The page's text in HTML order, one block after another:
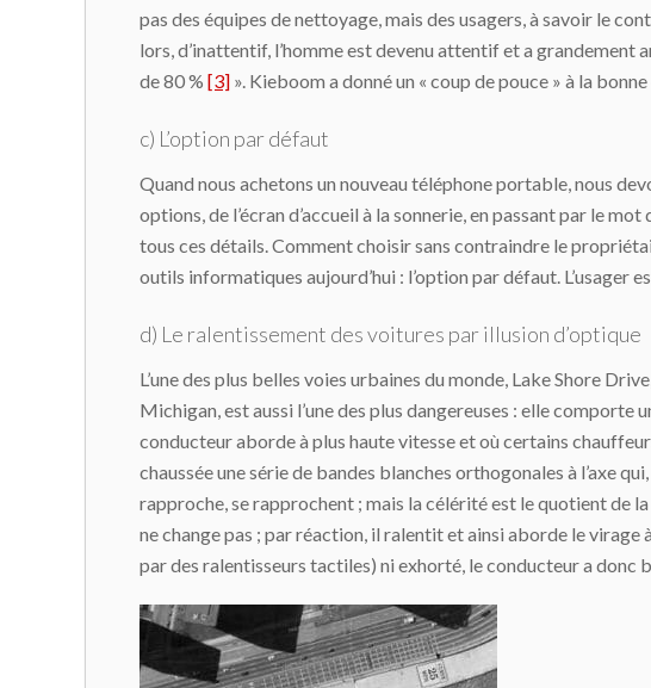
pas des équipes de nettoyage, mais des usagers, à savoir le
lors, d’inattentif, l’homme est devenu attentif et a grandement
de 80 % [3] ». Kieboom a donné un « coup de pouce » à la
c) L’option par défaut
Quand nous achetons un nouveau téléphone portable, nous
options, de l’écran d’accueil à la sonnerie, en passant par le
tous ces détails. Comment choisir sans contraindre le
outils informatiques aujourd’hui : l’option par défaut. L’usager
d) Le ralentissement des voitures par illusion d’optique
L’une des plus belles voies urbaines du monde, Lake Shore
Michigan, est aussi l’une des plus dangereuses : elle comporte
conducteur aborde à plus haute vitesse et où certains
chaussée une série de bandes blanches orthogonales à l’axe
rapproche, se rapprochent ; mais la célérité est le quotient de
ne change pas ; par réaction, il ralentit et ainsi aborde le
par des ralentisseurs tactiles) ni exhorté, le conducteur a donc